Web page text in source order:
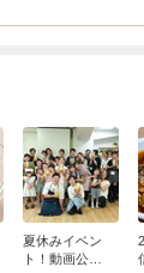
夏休みイベン
ト！動画公